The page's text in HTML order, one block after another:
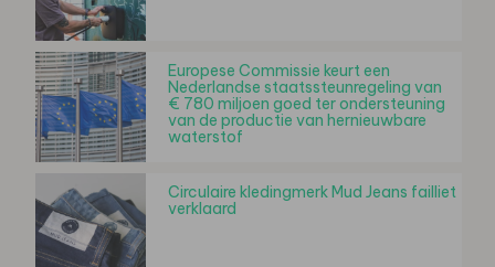
Europese Commissie keurt een
Nederlandse staatssteunregeling van
€ 780 miljoen goed ter ondersteuning
van de productie van hernieuwbare
waterstof
Circulaire kledingmerk Mud Jeans failliet
verklaard